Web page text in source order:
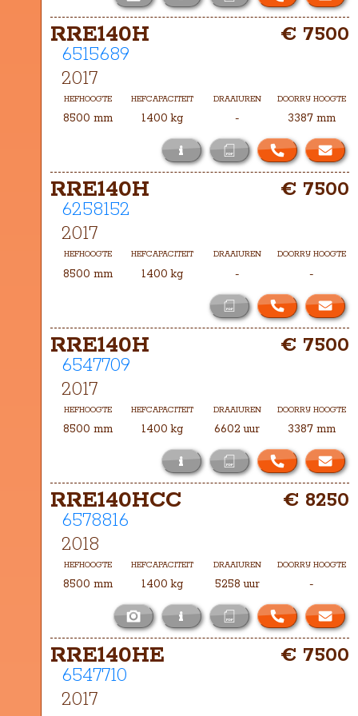
Het masttype bij deze RRE140H is
TXH-8500
RRE140H
6515689
2017
HEFHOOGTE HEFCAPACITEIT DRAAIUREN DOORRIJ HOOGTE
8500 mm 1400 kg - 3387 mm
i
€ 7500
Het masttype bij deze RRE140H is
TH-8500
RRE140H
6258152
2017
HEFHOOGTE HEFCAPACITEIT DRAAIUREN DOORRIJ HOOGTE
8500 mm 1400 kg - -
€ 7500
RRE140H
6547709
2017
HEFHOOGTE HEFCAPACITEIT DRAAIUREN DOORRIJ HOOGTE
8500 mm 1400 kg 6602 uur 3387 mm
i
€ 7500
Het masttype bij deze RRE140H  is
TXHA-8500
RRE140HCC
6578816
2018
HEFHOOGTE HEFCAPACITEIT DRAAIUREN DOORRIJ HOOGTE
8500 mm 1400 kg 5258 uur -
i
€ 8250
Het masttype bij deze RRE140HCC is
TH-8500
RRE140HE
6547710
2017
€ 7500